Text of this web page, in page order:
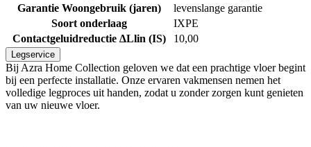
Garantie Woongebruik (jaren)
levenslange garantie
Soort onderlaag
IXPE
Contactgeluidreductie ∆Llin (IS)
10,00
Legservice
Bij Azra Home Collection geloven we dat een prachtige vloer begint
bij een perfecte installatie. Onze ervaren vakmensen nemen het
volledige legproces uit handen, zodat u zonder zorgen kunt genieten
van uw nieuwe vloer.